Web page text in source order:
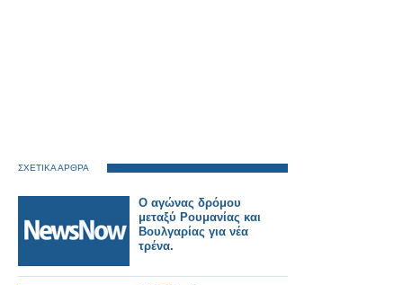
ΣΧΕΤΙΚΑ ΑΡΘΡΑ
Ο αγώνας δρόμου
μεταξύ Ρουμανίας και
Βουλγαρίας για νέα
τρένα.